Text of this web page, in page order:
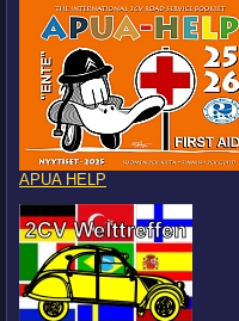
APUA HELP